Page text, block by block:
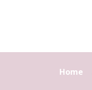
Home